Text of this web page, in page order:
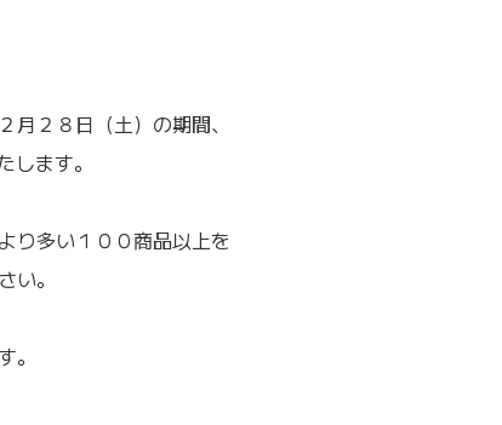
２８日（土）の期間、
ます。
り多い１００商品以上を
。